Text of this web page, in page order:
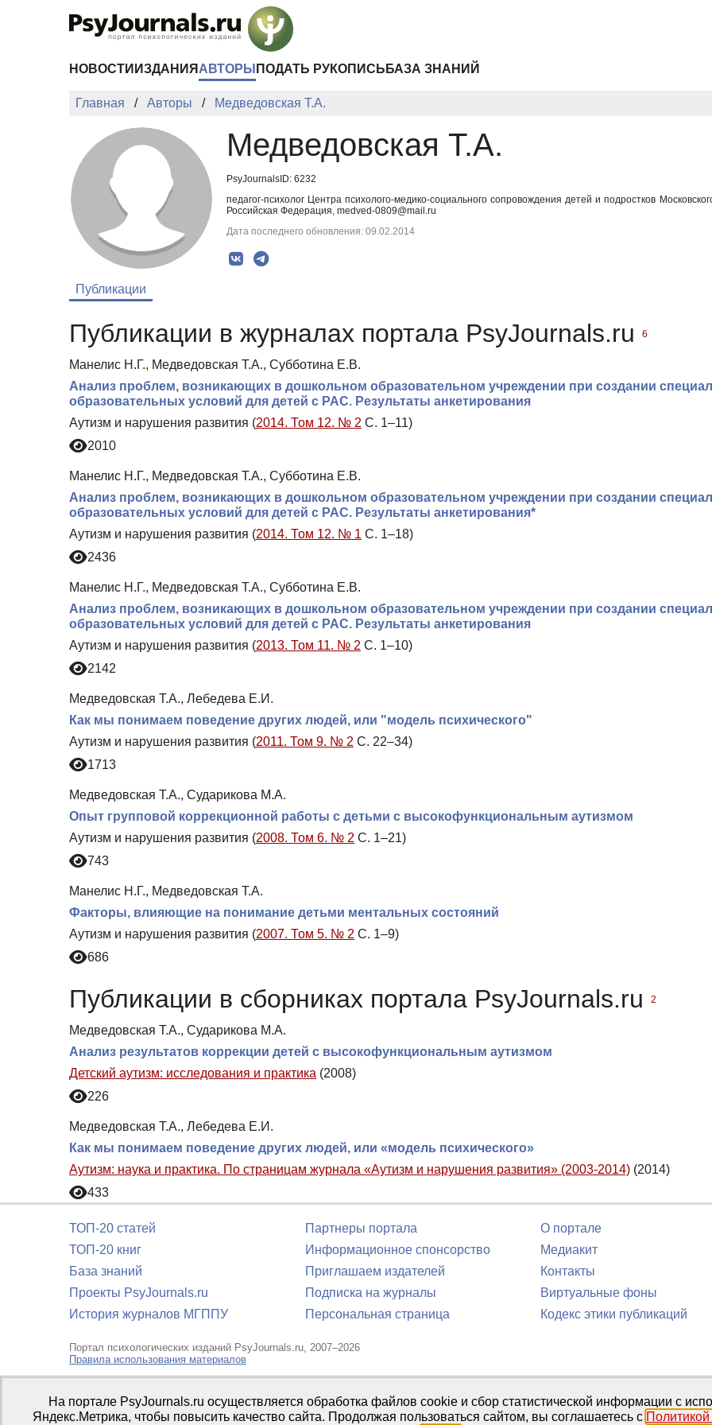
НОВОСТИ ИЗДАНИЯ АВТОРЫ ПОДАТЬ РУКОПИСЬ БАЗА ЗНАНИЙ
Главная Авторы Медведовская Т.А.
Медведовская Т.А.
PsyJournalsID: 6232
педагог-психолог Центра психолого-медико-социального сопровождения детей и подростков
Российская Федерация, medved-0809@mail.ru
Дата последнего обновления: 09.02.2014
Публикации
Публикации в журналах портала PsyJournals.ru 6
Манелис Н.Г., Медведовская Т.А., Субботина Е.В.
Анализ проблем, возникающих в дошкольном образовательном учреждении при создании
образовательных условий для детей с РАС. Результаты анкетирования
Аутизм и нарушения развития (2014. Том 12. № 2 С. 1–11)
2010
Манелис Н.Г., Медведовская Т.А., Субботина Е.В.
Анализ проблем, возникающих в дошкольном образовательном учреждении при создании
образовательных условий для детей с РАС. Результаты анкетирования*
Аутизм и нарушения развития (2014. Том 12. № 1 С. 1–18)
2436
Манелис Н.Г., Медведовская Т.А., Субботина Е.В.
Анализ проблем, возникающих в дошкольном образовательном учреждении при создании
образовательных условий для детей с РАС. Результаты анкетирования
Аутизм и нарушения развития (2013. Том 11. № 2 С. 1–10)
2142
Медведовская Т.А., Лебедева Е.И.
Как мы понимаем поведение других людей, или "модель психического"
Аутизм и нарушения развития (2011. Том 9. № 2 С. 22–34)
1713
Медведовская Т.А., Сударикова М.А.
Опыт групповой коррекционной работы с детьми с высокофункциональным аутизмом
Аутизм и нарушения развития (2008. Том 6. № 2 С. 1–21)
743
Манелис Н.Г., Медведовская Т.А.
Факторы, влияющие на понимание детьми ментальных состояний
Аутизм и нарушения развития (2007. Том 5. № 2 С. 1–9)
686
Публикации в сборниках портала PsyJournals.ru 2
Медведовская Т.А., Сударикова М.А.
Анализ результатов коррекции детей с высокофункциональным аутизмом
Детский аутизм: исследования и практика (2008)
226
Медведовская Т.А., Лебедева Е.И.
Как мы понимаем поведение других людей, или «модель психического»
Аутизм: наука и практика. По страницам журнала «Аутизм и нарушения развития» (2003-2014) (2014)
433
ТОП-20 статей
ТОП-20 книг
База знаний
Проекты PsyJournals.ru
История журналов МГППУ
Партнеры портала
Информационное спонсорство
Приглашаем издателей
Подписка на журналы
Персональная страница
О портале
Медиакит
Контакты
Виртуальные фоны
Кодекс этики публикаций
Портал психологических изданий PsyJournals.ru, 2007–2026
Правила использования материалов
Свидетельство регистрации СМИЭл № ФС77-66447 от 14 июля 2016 г.
Издатель:ФГБОУ ВО МГППУ
На портале PsyJournals.ru осуществляется обработка файлов cookie и сбор статистической информации с
Яндекс.Метрика, чтобы повысить качество сайта. Продолжая пользоваться сайтом, вы соглашаетесь с